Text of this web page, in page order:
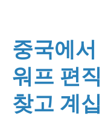
중국에
워프 편
찾고 계